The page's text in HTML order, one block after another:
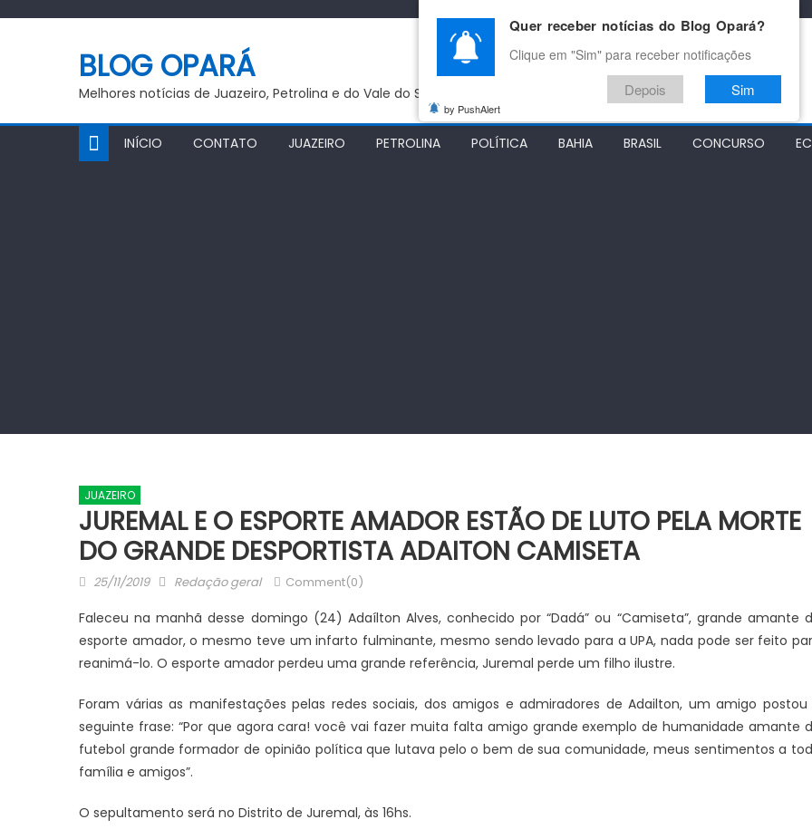
BLOG OPARÁ
Melhores notícias de Juazeiro, Petrolina e do Vale do São Francisco
INÍCIO CONTATO JUAZEIRO PETROLINA POLÍTICA BAHIA BRASIL CONCURSO
JUAZEIRO
JUREMAL E O ESPORTE AMADOR ESTÃO DE LUTO PELA MORTE
DO GRANDE DESPORTISTA ADAITON CAMISETA
Posted
25/11/2019 Author
Redação geral Comment(0)
Faleceu na manhã desse domingo (24) Adaílton Alves, conhecido por “Dadá” ou “Camiseta”, grande amante
esporte amador, o mesmo teve um infarto fulminante, mesmo sendo levado para a UPA, nada pode ser feito
reanimá-lo. O esporte amador perdeu uma grande referência, Juremal perde um filho ilustre.
Foram várias as manifestações pelas redes sociais, dos amigos e admiradores de Adailton, um amigo postou
seguinte frase: “Por que agora cara! você vai fazer muita falta amigo grande exemplo de humanidade amante
futebol grande formador de opinião política que lutava pelo o bem de sua comunidade, meus sentimentos a
família e amigos”.
O sepultamento será no Distrito de Juremal, às 16hs.
Quer receber notícias do Blog Opará?
Clique em "Sim" para receber notificações
Depois Sim
by PushAlert